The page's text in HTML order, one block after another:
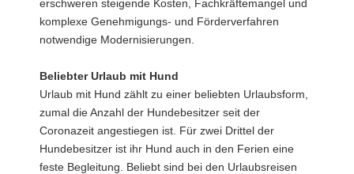
erschweren steigende Kosten, Fachkräftemangel und
komplexe Genehmigungs- und Förderverfahren
notwendige Modernisierungen.
Beliebter Urlaub mit Hund
Urlaub mit Hund zählt zu einer beliebten Urlaubsform,
zumal die Anzahl der Hundebesitzer seit der
Coronazeit angestiegen ist. Für zwei Drittel der
Hundebesitzer ist ihr Hund auch in den Ferien eine
feste Begleitung. Beliebt sind bei den Urlaubsreisen